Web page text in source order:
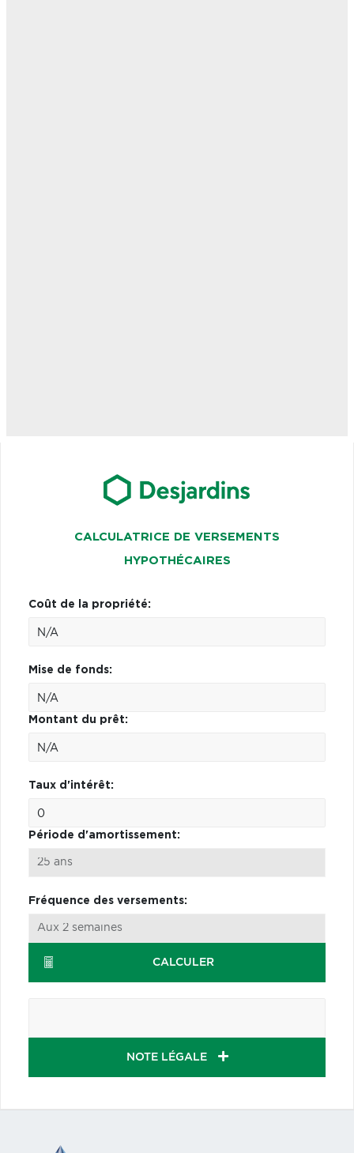
CALCULATRICE DE VERSEMENTS
HYPOTHÉCAIRES
Coût de la propriété:
Mise de fonds:
Montant du prêt:
Taux d'intérêt:
Période d'amortissement:
Fréquence des versements:
CALCULER
NOTE LÉGALE